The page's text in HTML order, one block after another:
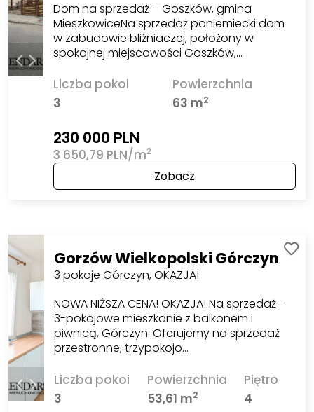
Dom na sprzedaż – Goszków, gmina
MieszkowiceNa sprzedaż poniemiecki dom
w zabudowie bliźniaczej, położony w
spokojnej miejscowości Goszków,…
Liczba pokoi
3
Powierzchnia
63 m2
230 000 PLN
3 650,79 PLN/m2
Zobacz
Gorzów Wielkopolski Górczyn
3 pokoje Górczyn, OKAZJA!
NOWA NIŻSZA CENA! OKAZJA! Na sprzedaż –
3-pokojowe mieszkanie z balkonem i
piwnicą, Górczyn. Oferujemy na sprzedaż
przestronne, trzypokojo…
Liczba pokoi
3
Powierzchnia
53,61 m2
Piętro
4